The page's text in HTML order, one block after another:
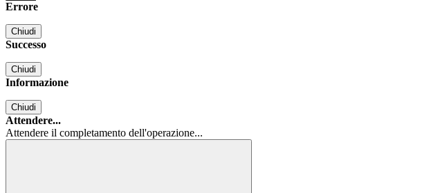
Errore
Chiudi
Successo
Chiudi
Informazione
Chiudi
Attendere...
Attendere il completamento dell'operazione...